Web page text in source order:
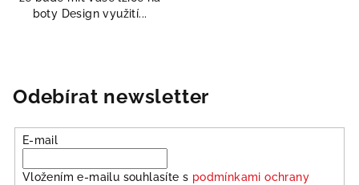
boty Design využití...
Odebírat newsletter
E-mail
Vložením e-mailu souhlasíte s podmínkami ochrany